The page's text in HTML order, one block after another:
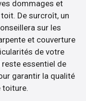
dommages et
De surcroît, un
sur les
et couverture
de votre
essentiel de
garantir la qualité
toiture.